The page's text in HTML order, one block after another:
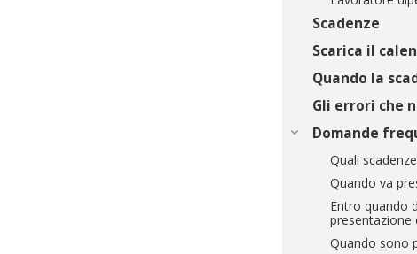
Scadenze
Scarica il
Quando la
Gli errori che
Domande
Quali
Quando va
Entro quando
presentazione
Quando sono